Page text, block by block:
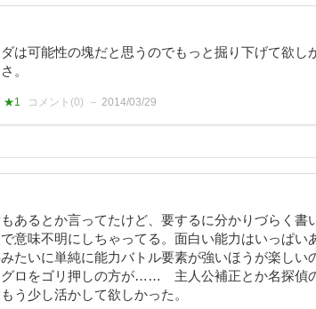
は可能性の塊だと思うのでもっと掘り下げて欲し
。
★1 コメント(0) 2014/03/29
あるとか言ってたけど、要するに分かりづらく書
意味不明にしちゃってる。面白い能力はいっぱい
たいに単純に能力バトル要素が強いほうが楽しい
グロをゴリ押しの方が…… 主人公補正とか名探偵
う少し活かして欲しかった。